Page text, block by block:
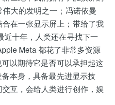
大的发明之一；冯诺依曼
在一张显示屏上；带给了我
近十年，人类还在寻找下一
Meta 都花了非常多资源
以期待它是否可以承担起这
本身，具备最先进显示技
互，会给人类进行创作，娱